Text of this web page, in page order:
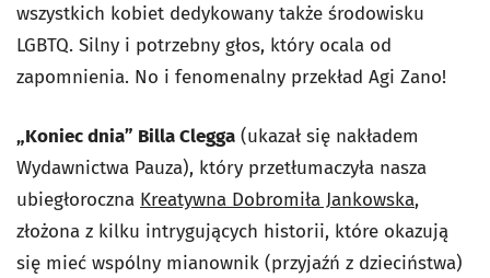
wszystkich kobiet dedykowany także środowisku
LGBTQ. Silny i potrzebny głos, który ocala od
zapomnienia. No i fenomenalny przekład Agi Zano!
„Koniec dnia” Billa Clegga (ukazał się nakładem
Wydawnictwa Pauza), który przetłumaczyła nasza
ubiegłoroczna Kreatywna Dobromiła Jankowska,
złożona z kilku intrygujących historii, które okazują
się mieć wspólny mianownik (przyjaźń z dzieciństwa)